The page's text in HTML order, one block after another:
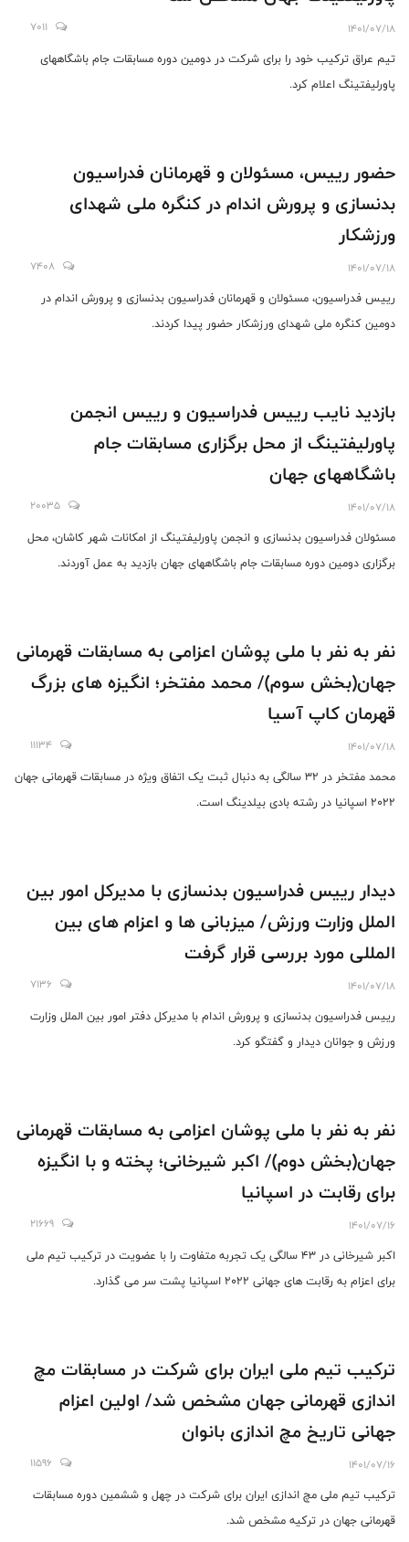
1401/07/18
7011
تیم عراق ترکیب خود را برای شرکت در دومین دوره مسابقات جام باشگاههای
پاورلیفتینگ اعلام کرد.
حضور رییس، مسئولان و قهرمانان فدراسیون
بدنسازی و پرورش اندام در کنگره ملی شهدای
ورزشکار
1401/07/18
7408
رییس فدراسیون، مسئولان و قهرمانان فدراسیون بدنسازی و پرورش اندام در
دومین کنگره ملی شهدای ورزشکار حضور پیدا کردند.
بازدید نایب رییس فدراسیون و رییس انجمن
پاورلیفتینگ از محل برگزاری مسابقات جام
باشگاههای جهان
1401/07/18
20035
مسئولان فدراسیون بدنسازی و انجمن پاورلیفتینگ از امکانات شهر کاشان، محل
برگزاری دومین دوره مسابقات جام باشگاههای جهان بازدید به عمل آوردند.
نفر به نفر با ملی پوشان اعزامی به مسابقات قهرمانی
جهان(بخش سوم)/ محمد مفتخر؛ انگیزه های بزرگ
قهرمان کاپ آسیا
1401/07/18
11134
محمد مفتخر در 32 سالگی به دنبال ثبت یک اتفاق ویژه در مسابقات قهرمانی جهان
٢٠٢٢ اسپانیا در رشته بادی بیلدینگ است.
دیدار رییس فدراسیون بدنسازی با مدیرکل امور بین
الملل وزارت ورزش/ میزبانی ها و اعزام های بین
المللی مورد بررسی قرار گرفت
1401/07/18
7136
رییس فدراسیون بدنسازی و پرورش اندام با مدیرکل دفتر امور بین الملل وزارت
ورزش و جوانان دیدار و گفتگو کرد.
نفر به نفر با ملی پوشان اعزامی به مسابقات قهرمانی
جهان(بخش دوم)/ اکبر شیرخانی؛ پخته و با انگیزه
برای رقابت در اسپانیا
1401/07/16
21669
اکبر شیرخانی در 43 سالگی یک تجربه متفاوت را با عضویت در ترکیب تیم ملی
برای اعزام به رقابت های جهانی 2022 اسپانیا پشت سر می گذارد.
ترکیب تیم ملی ایران برای شرکت در مسابقات مچ
اندازی قهرمانی جهان مشخص شد/ اولین اعزام
جهانی تاریخ مچ اندازی بانوان
1401/07/16
11596
ترکیب تیم ملی مچ اندازی ایران برای شرکت در چهل و ششمین دوره مسابقات
قهرمانی جهان در ترکیه مشخص شد.